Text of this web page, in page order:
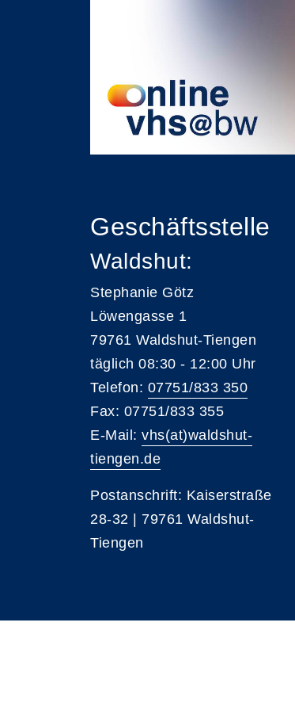
Geschäftsstelle
Waldshut:
Stephanie Götz
Löwengasse 1
79761 Waldshut-Tiengen
täglich 08:30 - 12:00 Uhr
Telefon: 07751/833 350
Fax: 07751/833 355
E-Mail: vhs(at)waldshut-
tiengen.de
Postanschrift: Kaiserstraße
28-32 | 79761 Waldshut-
Tiengen